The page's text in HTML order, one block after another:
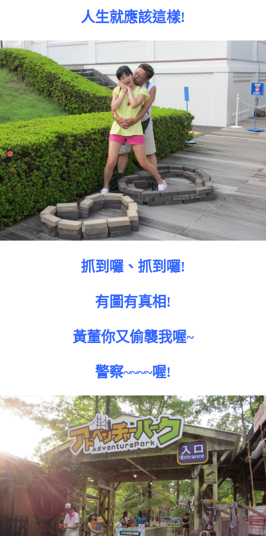
人生就應該這樣!
抓到囉、抓到囉!
有圖有真相!
黃董你又偷襲我喔~
警察~~~~喔!